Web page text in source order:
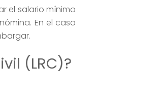
el salario mínimo
En el caso
(LRC)?